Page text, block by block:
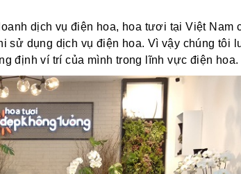
dịch vụ điện hoa, hoa tươi tại Việt Nam
sử dụng dịch vụ điện hoa. Vì vậy chúng tôi
định ví trí của mình trong lĩnh vực điện hoa.